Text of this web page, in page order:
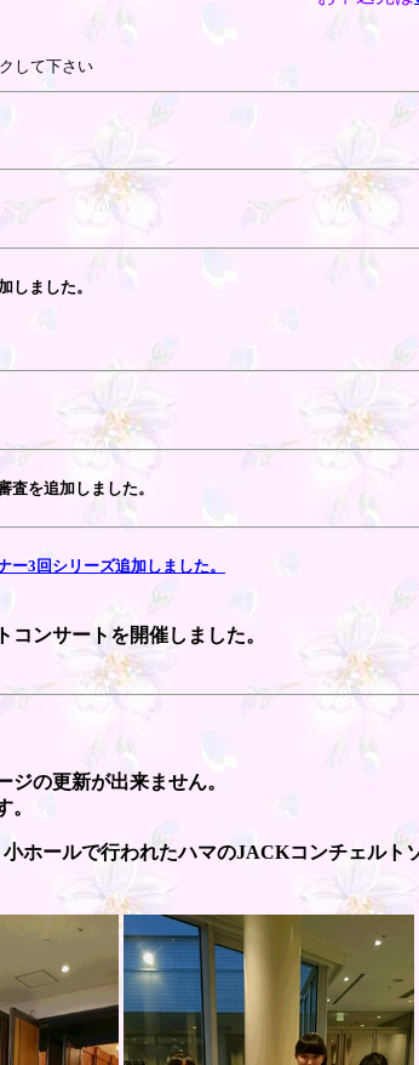
して下さい
しました。
を追加しました。
ー3回シリーズ追加しました。
ンサートを開催しました。
の更新が出来ません。
。
ホールで行われたハマのJACKコンチェル